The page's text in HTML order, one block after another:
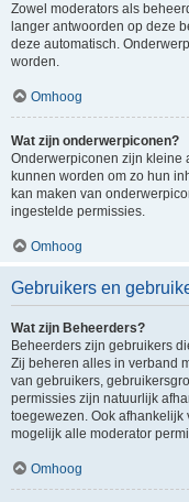
Zowel moderators als
langer antwoorden op deze
deze automatisch.
worden.
Omhoog
Wat zijn onderwerpiconen?
Onderwerpiconen zijn kleine
kunnen worden om zo hun
kan maken van
ingestelde permissies.
Omhoog
Gebruikers en
Wat zijn Beheerders?
Beheerders zijn gebruikers
Zij beheren alles in verband
van gebruikers,
permissies zijn natuurlijk
toegewezen. Ook
mogelijk alle moderator
Omhoog